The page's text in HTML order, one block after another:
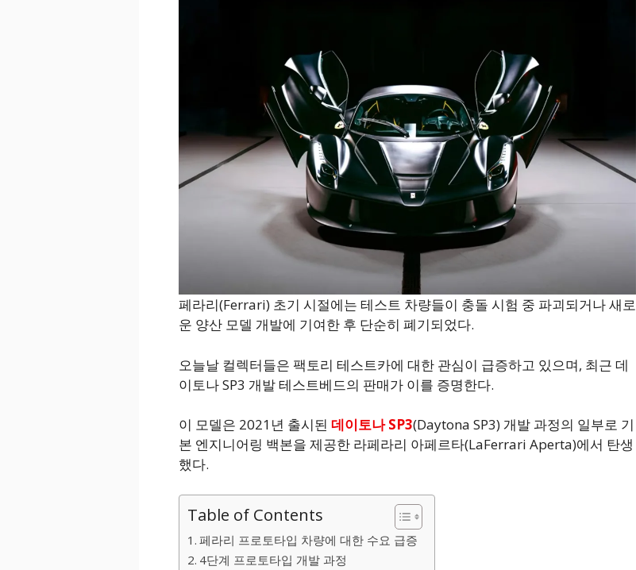
페라리(Ferrari) 초기 시절에는 테스트 차량들이 충돌 시험 중 파괴되거나 새로
운 양산 모델 개발에 기여한 후 단순히 폐기되었다.
오늘날 컬렉터들은 팩토리 테스트카에 대한 관심이 급증하고 있으며, 최근 데
이토나 SP3 개발 테스트베드의 판매가 이를 증명한다.
이 모델은 2021년 출시된 데이토나 SP3(Daytona SP3) 개발 과정의 일부로 기
본 엔지니어링 백본을 제공한 라페라리 아페르타(LaFerrari Aperta)에서 탄생
했다.
Table of Contents
페라리 프로토타입 차량에 대한 수요 급증
4단계 프로토타입 개발 과정